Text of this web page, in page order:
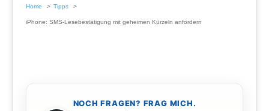
Home Tipps
iPhone: SMS-Lesebestätigung mit geheimen Kürzeln anfordern
NOCH FRAGEN? FRAG MICH.